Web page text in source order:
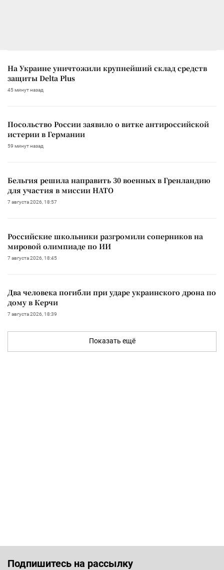
На Украине уничтожили крупнейший склад средств
защиты Delta Plus
45 минут назад
Посольство России заявило о витке антироссийской
истерии в Германии
59 минут назад
Бельгия решила направить 30 военных в Гренландию
для участия в миссии НАТО
7 августа 2026, 18:57
Российские школьники разгромили соперников на
мировой олимпиаде по ИИ
7 августа 2026, 18:45
Два человека погибли при ударе украинского дрона по
дому в Керчи
7 августа 2026, 18:39
Показать ещё
Подпишитесь на рассылку